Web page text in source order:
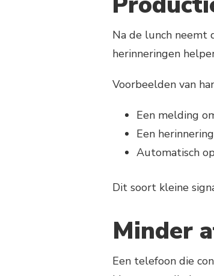
Na de lunch neemt
herinneringen
Voorbeelden van
Een melding
Een
Automatisch
Dit soort kleine
Minder
Een telefoon die